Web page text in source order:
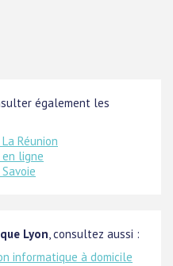
également les
Réunion
ligne
Lyon, consultez aussi :
informatique à domicile